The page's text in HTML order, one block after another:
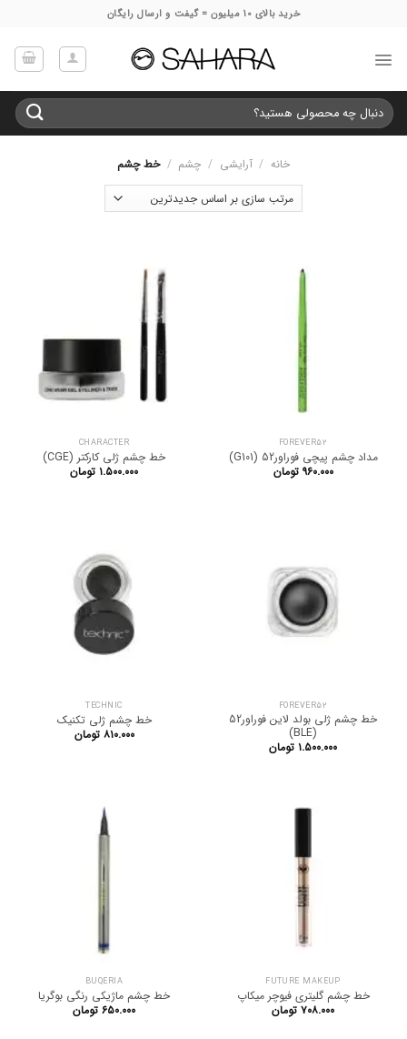
خرید بالای 10 میلیون = گیفت و ارسال رایگان
جستجو
برای:
خانه / آرایشی / چشم / خط چشم
FOREVER52
مداد چشم پیچی فوراور52 (G101)
۹۶۰.۰۰۰ تومان
CHARACTER
خط چشم ژلی کارکتر (CGE)
۱.۵۰۰.۰۰۰ تومان
FOREVER52
خط چشم ژلی بولد لاین فوراور52
(BLE)
۱.۵۰۰.۰۰۰ تومان
TECHNIC
خط چشم ژلی تکنیک
۸۱۰.۰۰۰ تومان
FUTURE MAKEUP
خط چشم گلیتری فیوچر میکاپ
۷۰۸.۰۰۰ تومان
BUQERIA
خط چشم ماژیکی رنگی بوگریا
۶۵۰.۰۰۰ تومان